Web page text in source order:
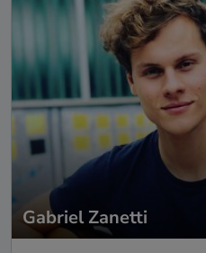
Gabriel Zanetti